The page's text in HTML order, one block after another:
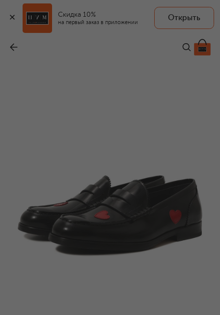
Скидка 10%
на первый заказ в приложении
Открыть
21 800 ₽